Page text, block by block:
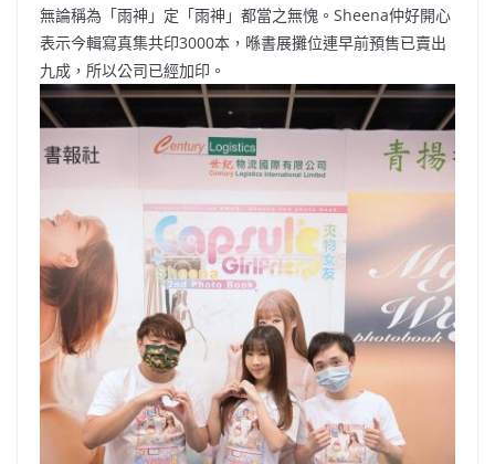
無論稱為「雨神」定「雨神」都當之無愧。Sheena仲好開心
表示今輯寫真集共印3000本，喺書展攤位連早前預售已賣出
九成，所以公司已經加印。